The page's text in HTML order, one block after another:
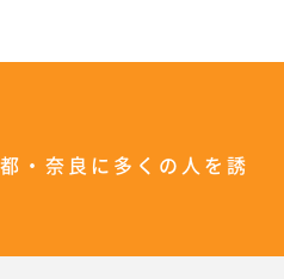
・奈良に多くの人を誘